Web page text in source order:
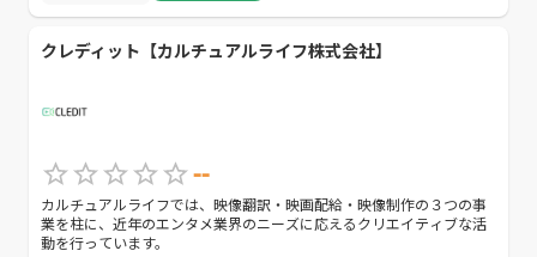
ず、予算や納期に柔軟に対応してくれる点も魅力のひとつです。ま
就労や自立を促す動画Webサービス「障⇔障継承プログラム」を独自
に運営しており、Web制作や運用などにも精通しています。
クレディット【カルチュアルライフ株式会社】
--
カルチュアルライフでは、映像翻訳・映画配給・映像制作の３つの事
業を柱に、近年のエンタメ業界のニーズに応えるクリエイティブな活
動を行っています。